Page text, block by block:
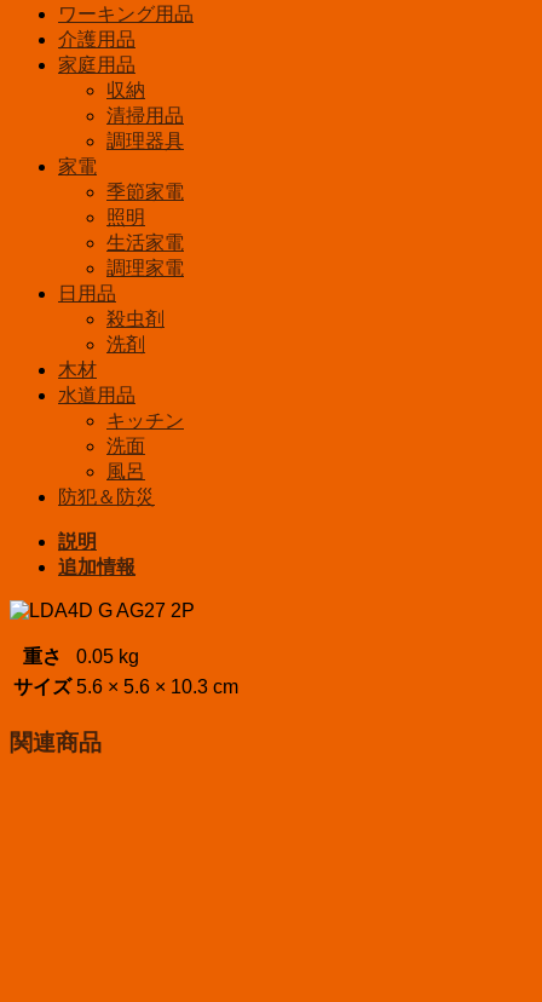
ワーキング用品
介護用品
家庭用品
収納
清掃用品
調理器具
家電
季節家電
照明
生活家電
調理家電
日用品
殺虫剤
洗剤
木材
水道用品
キッチン
洗面
風呂
防犯＆防災
説明
追加情報
重さ
0.05 kg
サイズ 5.6 × 5.6 × 10.3 cm
関連商品